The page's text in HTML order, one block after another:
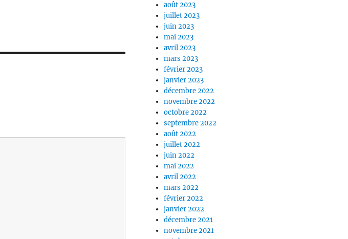
août 2023
juillet 2023
juin 2023
mai 2023
avril 2023
mars 2023
février 2023
janvier 2023
décembre 2022
novembre 2022
octobre 2022
septembre 2022
août 2022
juillet 2022
juin 2022
mai 2022
avril 2022
mars 2022
février 2022
janvier 2022
décembre 2021
novembre 2021